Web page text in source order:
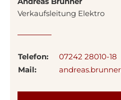
Verkaufsleitung Elektro
Telefon:
07242 28010-18
Mail: